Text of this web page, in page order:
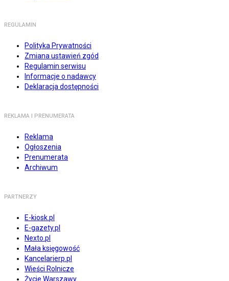
REGULAMIN
Polityka Prywatności
Zmiana ustawień zgód
Regulamin serwisu
Informacje o nadawcy
Deklaracja dostępności
REKLAMA I PRENUMERATA
Reklama
Ogłoszenia
Prenumerata
Archiwum
PARTNERZY
E-kiosk.pl
E-gazety.pl
Nexto.pl
Mała księgowość
Kancelarierp.pl
Wieści Rolnicze
Życie Warszawy